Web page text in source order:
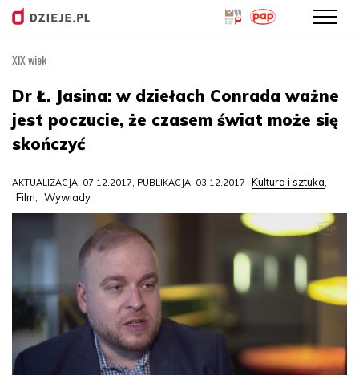
treści
XIX wiek
Dr Ł. Jasina: w dziełach Conrada ważne
jest poczucie, że czasem świat może się
skończyć
AKTUALIZACJA: 07.12.2017, PUBLIKACJA: 03.12.2017 Kultura i sztuka,
Film, Wywiady